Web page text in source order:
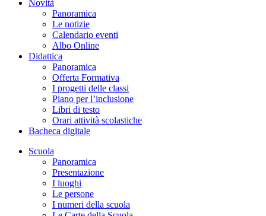
Novità
Panoramica
Le notizie
Calendario eventi
Albo Online
Didattica
Panoramica
Offerta Formativa
I progetti delle classi
Piano per l’inclusione
Libri di testo
Orari attività scolastiche
Bacheca digitale
Scuola
Panoramica
Presentazione
I luoghi
Le persone
I numeri della scuola